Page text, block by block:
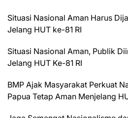
Situasi Nasional Aman Harus
Jelang HUT ke-81 RI
Situasi Nasional Aman, Publik
Jelang HUT Ke-81 RI
BMP Ajak Masyarakat Perkuat
Papua Tetap Aman Menjelang